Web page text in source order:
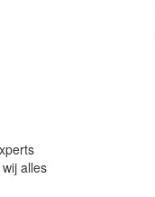
alles